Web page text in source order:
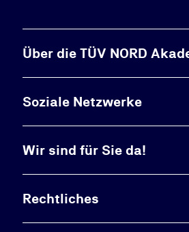
Über die TÜV NORD
Soziale Netzwerke
Wir sind für Sie da!
Rechtliches